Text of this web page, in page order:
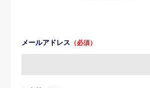
メールアドレス （必須）